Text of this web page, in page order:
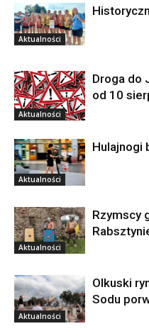
Aktualności
Aktualności
Droga do
od 10
Aktualności
Hulajnogi
Aktualności
Rzymscy
Aktualności
Olkuski
Sodu